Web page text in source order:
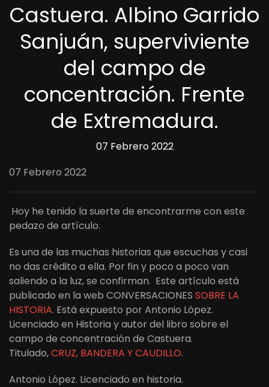
Castuera. Albino Garrido
Sanjuán, superviviente
del campo de
concentración. Frente
de Extremadura.
07 Febrero 2022
07 Febrero 2022
Hoy he tenido la suerte de encontrarme con este
pedazo de artículo.
Es una de las muchas historias que escuchas y casi
no das crédito a ella. Por fin y poco a poco van
saliendo a la luz, se confirman. Este artículo está
publicado en la web CONVERSACIONES SOBRE LA
HISTORIA. Está expuesto por Antonio López.
Licenciado en Historia y autor del libro sobre el
campo de concentración de Castuera.
Titulado,CRUZ, BANDERA Y CAUDILLO.
Antonio López. Licenciado en historia.